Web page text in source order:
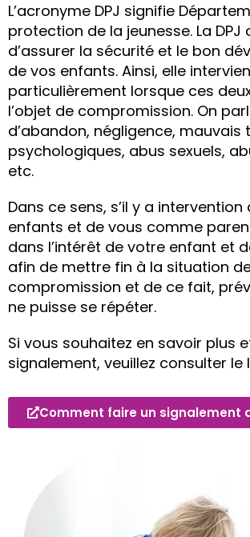
L’acronyme DPJ signifie
protection de la jeunesse. La
d’assurer la sécurité et le bon
de vos enfants. Ainsi, elle
particulièrement lorsque ces
l’objet de compromission. On
d’abandon, négligence, mauvais
psychologiques, abus sexuels,
etc.
Dans ce sens, s’il y a
enfants et de vous comme
dans l’intérêt de votre enfant et
afin de mettre fin à la situation
compromission et de ce fait,
ne puisse se répéter.
Si vous souhaitez en savoir plus
signalement, veuillez consulter le
Comment faire un signalement